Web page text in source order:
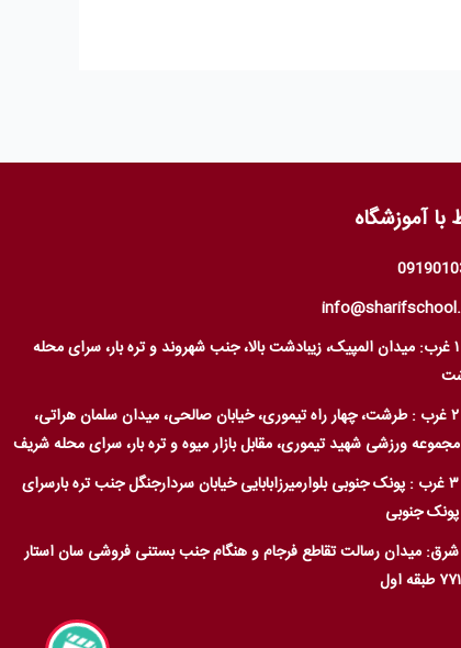
با آموزشگاه
شعبه ۱ غرب: میدان المپیک، زیبادشت بالا، جنب شهروند و تره بار، سرای محله
شعبه ۲ غرب : طرشت، چهار راه تیموری، خیابان صالحی، میدان سلمان هراتی،
ورزشی شهید تیموری، مقابل بازار میوه و تره بار، سرای محله شریف
شعبه ۳ غرب : پونک جنوبی بلوارمیرزابابایی خیابان سردارجنگل جنب تره بارسرای
جنوبی
میدان رسالت تقاطع فرجام و هنگام جنب بستنی فروشی سان استار